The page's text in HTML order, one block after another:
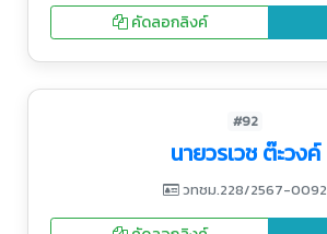
คัดลอกลิงค์
#92
นายวรเวช ต๊ะวงค์
วทชม.228/2567-0092